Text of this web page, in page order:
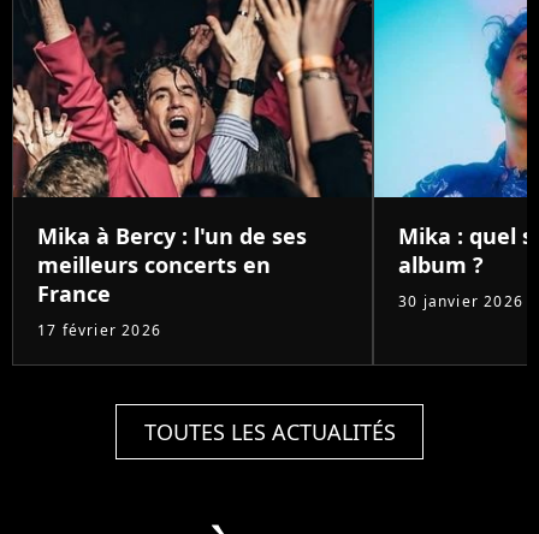
Mika à Bercy : l'un de ses
meilleurs concerts en
France
17 février 2026
Mika : quel
album ?
30 janvier 2026
TOUTES LES ACTUALITÉS